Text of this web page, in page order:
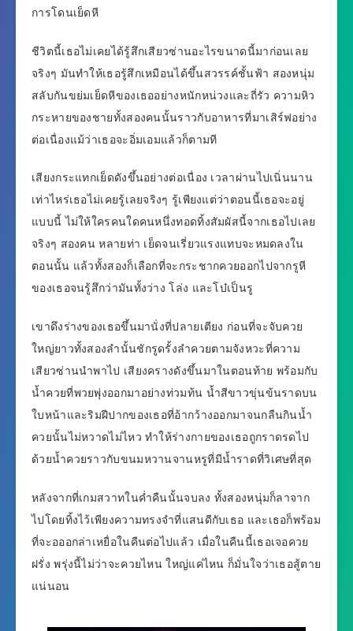
การโดนเย็ดหี
ชีวิตนี้เธอไม่เคยได้รู้สึกเสียวซ่านอะไรขนาดนี้มาก่อนเลย
จริงๆ มันทำให้เธอรู้สึกเหมือนได้ขึ้นสวรรค์ชั้นฟ้า สองหนุ่ม
สลับกันขย่มเย็ดหีของเธออย่างหนักหน่วงและถี่รัว ความหิว
กระหายของชายทั้งสองคนนั้นราวกับอาหารที่มาเสิร์ฟอย่าง
ต่อเนื่องแม้ว่าเธอจะอิ่มเอมแล้วก็ตามที
เสียงกระแทกเย็ดดังขึ้นอย่างต่อเนื่อง เวลาผ่านไปเนิ่นนาน
เท่าไหร่เธอไม่เคยรู้เลยจริงๆ รู้เพียงแต่ว่าตอนนี้เธอจะอยู่
แบบนี้ ไม่ให้ใครคนใดคนหนึ่งทอดทิ้งสัมผัสนี้จากเธอไปเลย
จริงๆ สองคน หลายท่า เย็ดจนเรี่ยวแรงแทบจะหมดลงใน
ตอนนั้น แล้วทั้งสองก็เลือกที่จะกระชากควยออกไปจากรูหี
ของเธอจนรู้สึกว่ามันทั้งว่าง โล่ง และโบ๋เป็นรู
เขาดึงร่างของเธอขึ้นมานั่งที่ปลายเตียง ก่อนที่จะจับควย
ใหญ่ยาวทั้งสองลำนั้นชักรูดรั้งลำควยตามจังหวะที่ความ
เสียวซ่านนำพาไป เสียงครางดังขึ้นมาในตอนท้าย พร้อมกับ
น้ำควยที่พวยพุ่งออกมาอย่างท่วมท้น น้ำสีขาวขุ่นข้นราดบน
ใบหน้าและริมฝีปากของเธอที่อ้ากว้างออกมาจนกลืนกินน้ำ
ควยนั้นไม่หวาดไม่ไหว ทำให้ร่างกายของเธอถูกราดรดไป
ด้วยน้ำควยราวกับขนมหวานจานหรูที่มีน้ำราดที่วิเศษที่สุด
หลังจากที่เกมสวาทในค่ำคืนนั้นจบลง ทั้งสองหนุ่มก็ลาจาก
ไปโดยทิ้งไว้เพียงความทรงจำที่แสนดีกับเธอ และเธอก็พร้อม
ที่จะอออกล่าเหยื่อในคืนต่อไปแล้ว เมื่อในคืนนี้เธอเจอควย
ฝรั่ง พรุ่งนี้ไม่ว่าจะควยไหน ใหญ่แค่ไหน ก็มั่นใจว่าเธอสู้ตาย
แน่นอน